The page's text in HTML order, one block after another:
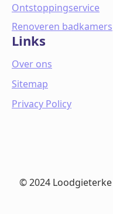
Ontstoppingservice
Renoveren badkamers
Links
Over ons
Sitemap
Privacy Policy
© 2024